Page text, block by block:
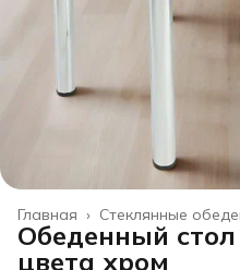
Стеклянные
Главная ›
Обеденный
цвета хром